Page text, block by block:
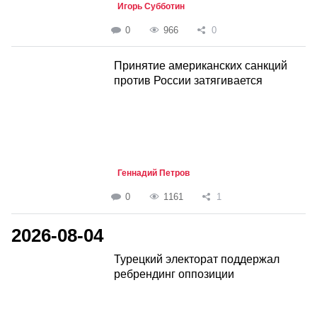
Игорь Субботин
0 966 0
Принятие американских санкций
против России затягивается
Геннадий Петров
0 1161 1
2026-08-04
Турецкий электорат поддержал
ребрендинг оппозиции